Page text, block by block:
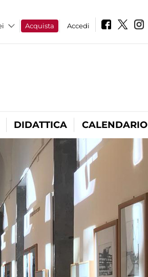
Acquista Accedi
DIDATTICA CALENDARIO